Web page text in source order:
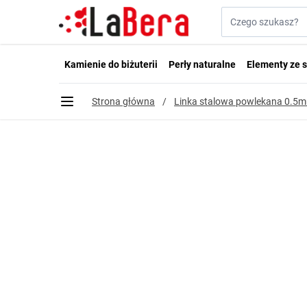
Przejdź do treści
Kamienie do biżuterii Perły naturalne Elementy ze
Strona główna / Linka stalowa powlekana